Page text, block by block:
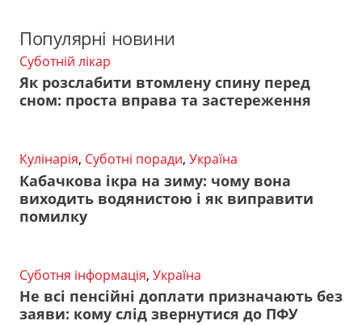
Популярні новини
Суботній лікар
Як розслабити втомлену спину перед
сном: проста вправа та застереження
Кулінарія, Суботні поради, Україна
Кабачкова ікра на зиму: чому вона
виходить водянистою і як виправити
помилку
Суботня інформація, Україна
Не всі пенсійні доплати призначають без
заяви: кому слід звернутися до ПФУ